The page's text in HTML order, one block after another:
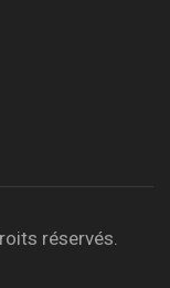
réservés.